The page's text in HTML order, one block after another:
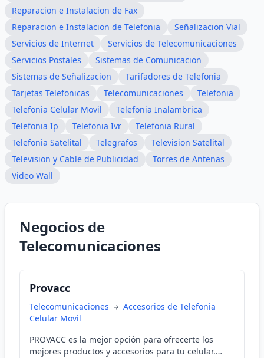
Reparacion e Instalacion de Fax
Reparacion e Instalacion de Telefonia
Señalizacion Vial
Servicios de Internet
Servicios de Telecomunicaciones
Servicios Postales
Sistemas de Comunicacion
Sistemas de Señalizacion
Tarifadores de Telefonia
Tarjetas Telefonicas
Telecomunicaciones
Telefonia
Telefonia Celular Movil
Telefonia Inalambrica
Telefonia Ip
Telefonia Ivr
Telefonia Rural
Telefonia Satelital
Telegrafos
Television Satelital
Television y Cable de Publicidad
Torres de Antenas
Video Wall
Negocios de
Telecomunicaciones
Provacc
Telecomunicaciones
Accesorios de Telefonia
Celular Movil
PROVACC es la mejor opción para ofrecerte los
mejores productos y accesorios para tu celular.